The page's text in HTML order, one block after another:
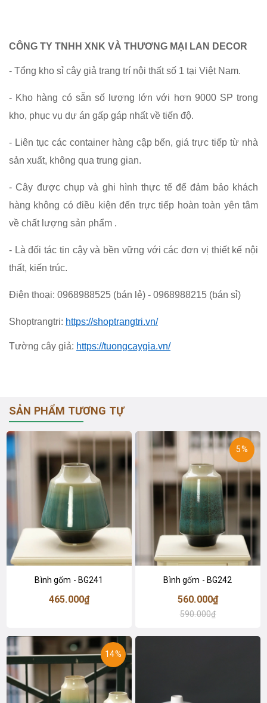
CÔNG TY TNHH XNK VÀ THƯƠNG MẠI LAN DECOR
- Tổng kho sỉ cây giả trang trí nội thất số 1 tại Việt Nam.
- Kho hàng có sẵn số lượng lớn với hơn 9000 SP trong
kho, phục vụ dự án gấp gáp nhất về tiến độ.
- Liên tục các container hàng cập bến, giá trực tiếp từ nhà
sản xuất, không qua trung gian.
- Cây được chụp và ghi hình thực tế để đảm bảo khách
hàng không có điều kiện đến trực tiếp hoàn toàn yên tâm
về chất lượng sản phẩm .
- Là đối tác tin cậy và bền vững với các đơn vị thiết kế nội
thất, kiến trúc.
Điện thoại: 0968988525 (bán lẻ) - 0968988215 (bán sỉ)
Shoptrangtri: https://shoptrangtri.vn/
Tường cây giả: https://tuongcaygia.vn/
SẢN PHẨM TƯƠNG TỰ
Bình gốm - BG241
465.000₫
5%
Bình gốm - BG242
560.000₫
590.000₫
14%